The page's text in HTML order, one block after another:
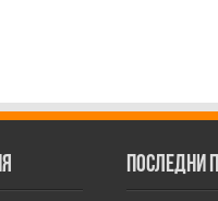
Последни